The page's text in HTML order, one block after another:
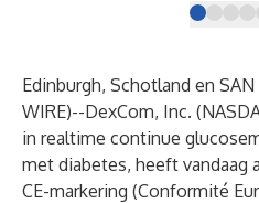
Edinburgh, Schotland en SAN
WIRE)--DexCom, Inc.
in realtime continue
met diabetes, heeft vandaag
CE-markering (Conformité